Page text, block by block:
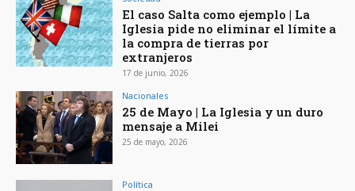
El caso Salta como ejemplo | La
Iglesia pide no eliminar el límite a
la compra de tierras por
extranjeros
17 de junio, 2026
Nacionales
25 de Mayo | La Iglesia y un duro
mensaje a Milei
25 de mayo, 2026
Política